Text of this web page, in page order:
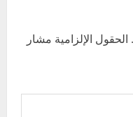
الحقول الإلزامية مشار